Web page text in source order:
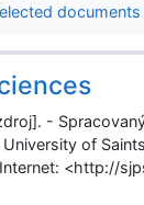
documents
-
of
<http://